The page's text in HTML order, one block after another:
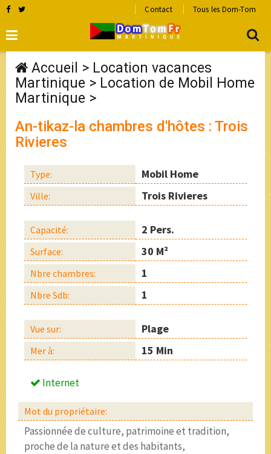
Contact Tous les Dom-Tom
Accueil > Location vacances
Martinique > Location de Mobil Home
Martinique >
An-tikaz-la chambres d'hôtes : Trois
Rivieres
Type: Mobil Home
Ville: Trois Rivieres
Capacité: 2 Pers.
Surface: 30 M²
Nbre chambres: 1
Nbre Sdb: 1
Vue sur: Plage
Mer à: 15 Min
Internet
Mot du propriétaire:
Passionnée de culture, patrimoine et tradition,
proche de la nature et des habitants,